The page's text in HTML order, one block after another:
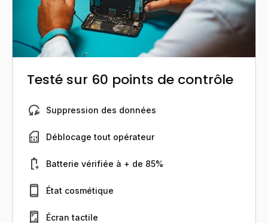
Testé sur 60 points de contrôle
Suppression des données
Déblocage tout opérateur
Batterie vérifiée à + de 85%
État cosmétique
Écran tactile